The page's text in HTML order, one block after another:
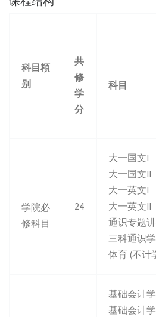
科目頪
别
共
修
学
分
科目
学院必
修科目
24
大一国文I
大一国文II
大一英文I
大一英文II
通识专题
三科通识
体育 (不计
基础会计
基础会计